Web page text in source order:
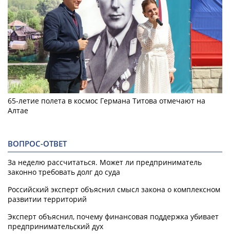
65-летие полета в космос Германа Титова отмечают на
Алтае
ВОПРОС-ОТВЕТ
За неделю рассчитаться. Может ли предприниматель
законно требовать долг до суда
Российский эксперт объяснил смысл закона о комплексном
развитии территорий
Эксперт объяснил, почему финансовая поддержка убивает
предпринимательский дух